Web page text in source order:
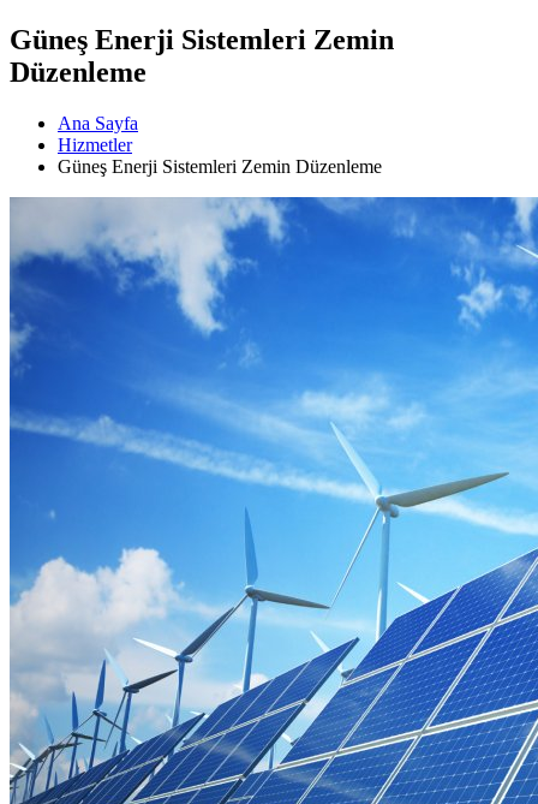
Güneş Enerji Sistemleri Zemin
Düzenleme
Ana Sayfa
Hizmetler
Güneş Enerji Sistemleri Zemin Düzenleme